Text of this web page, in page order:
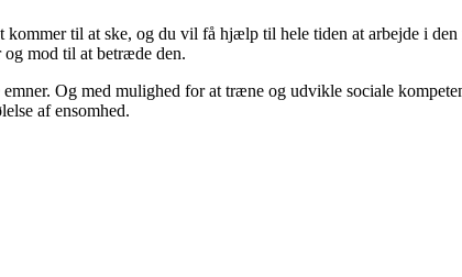
til at ske, og du vil få hjælp til hele tiden at arbejde i
mod til at betræde den.
Og med mulighed for at træne og udvikle sociale
af ensomhed.